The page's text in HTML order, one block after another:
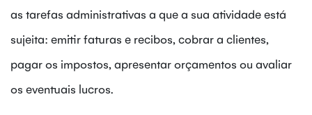
as tarefas administrativas a que a sua atividade está
sujeita: emitir faturas e recibos, cobrar a clientes,
pagar os impostos, apresentar orçamentos ou avaliar
os eventuais lucros.